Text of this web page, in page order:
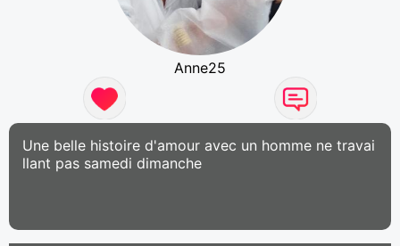
Anne25
Une belle histoire d'amour avec un homme ne travai
llant pas samedi dimanche